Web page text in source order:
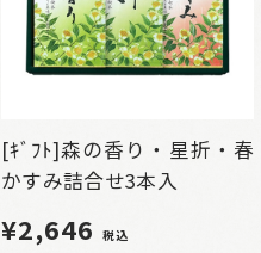
[ｷﾞﾌﾄ]森の香り・星折・春
かすみ詰合せ3本入
¥2,646 税込